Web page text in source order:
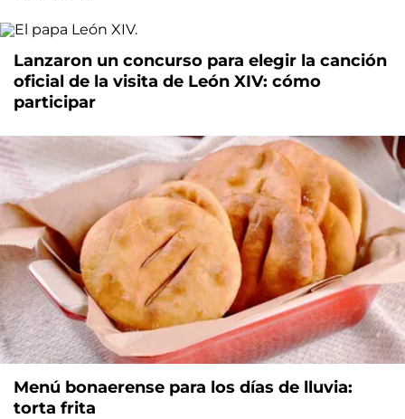
Lanzaron un concurso para elegir la canción
oficial de la visita de León XIV: cómo
participar
Menú bonaerense para los días de lluvia:
torta frita